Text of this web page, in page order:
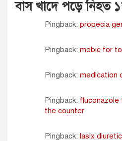
বাস খাদে পড়ে নিহত ১
Pingback: propecia
Pingback: mobic for
Pingback: medication
Pingback:
the counter
Pingback: lasix